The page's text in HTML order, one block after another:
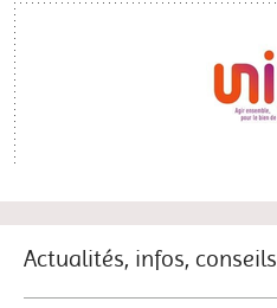
Actualités, infos, conseils